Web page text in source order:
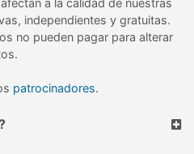
independientes y gratuitas.
no pueden pagar para alterar
patrocinadores.